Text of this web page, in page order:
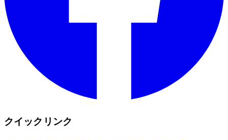
クイックリンク